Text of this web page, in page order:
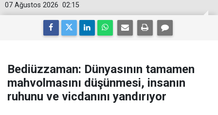
02:15
07 Ağustos 2026
Bediüzzaman: Dünyasının tamamen
mahvolmasını düşünmesi, insanın
ruhunu ve vicdanını yandırıyor